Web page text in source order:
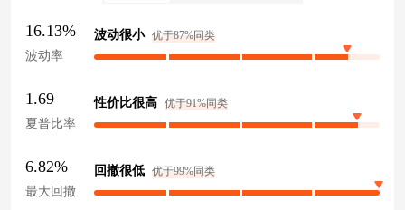
16.13%
波动率
波动很小 优于87%同类
1.69
夏普比率
性价比很高 优于91%同类
6.82%
最大回撤
回撤很低 优于99%同类